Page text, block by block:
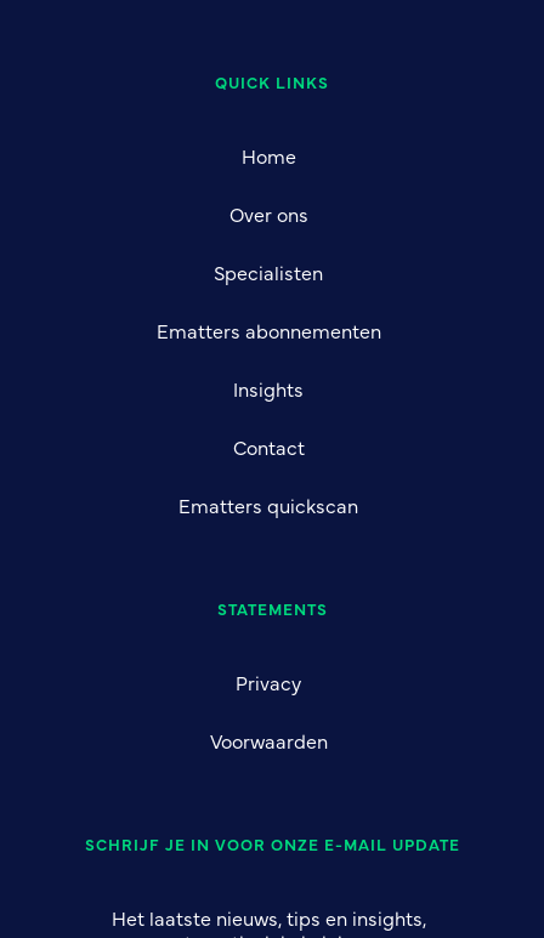
QUICK LINKS
Home
Over ons
Specialisten
Ematters abonnementen
Insights
Contact
Ematters quickscan
STATEMENTS
Privacy
Voorwaarden
SCHRIJF JE IN VOOR ONZE E-MAIL UPDATE
Het laatste nieuws, tips en insights,